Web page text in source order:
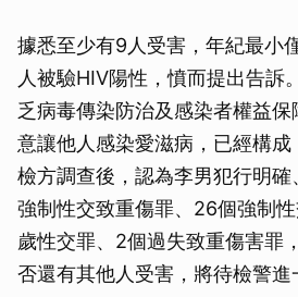
據悉至少有9人受害，年紀最小
人被驗HIV陽性，憤而提出告訴
乏病毒傳染防治及感染者權益
意讓他人感染愛滋病，已經構成
檢方調查後，認為李男犯行明
強制性交致重傷罪、26個強制
歲性交罪、2個過失致重傷害罪
否還有其他人受害，將待檢警進